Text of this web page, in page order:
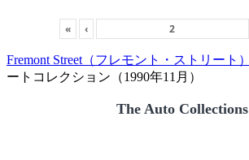
« ‹
Fremont Street（フレモント・ストリート）
ートコレクション（1990年11月）
The Auto Collections